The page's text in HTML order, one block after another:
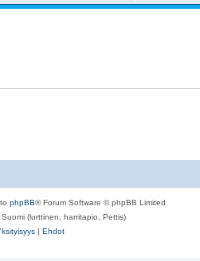
phpBB® Forum Software © phpBB Limited
(lurttinen, harritapio, Pettis)
| Ehdot